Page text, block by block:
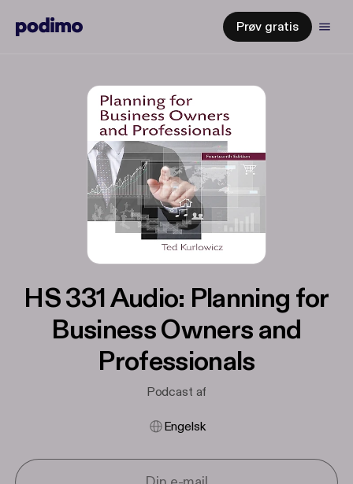
Prøv gratis
HS 331 Audio: Planning for
Business Owners and
Professionals
Podcast af
Engelsk